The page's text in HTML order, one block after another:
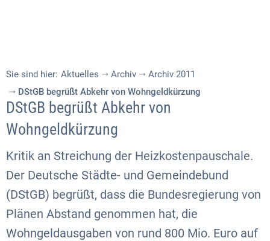
Sie sind hier: Aktuelles Archiv
Archiv 2011
DStGB begrüßt Abkehr von Wohngeldkürzung
DStGB begrüßt Abkehr von
Wohngeldkürzung
Kritik an Streichung der Heizkostenpauschale.
Der Deutsche Städte- und Gemeindebund
(DStGB) begrüßt, dass die Bundesregierung von
Plänen Abstand genommen hat, die
Wohngeldausgaben von rund 800 Mio. Euro auf